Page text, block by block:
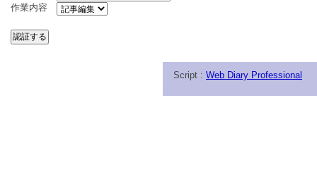
作業内容
Script : Web Diary Professional